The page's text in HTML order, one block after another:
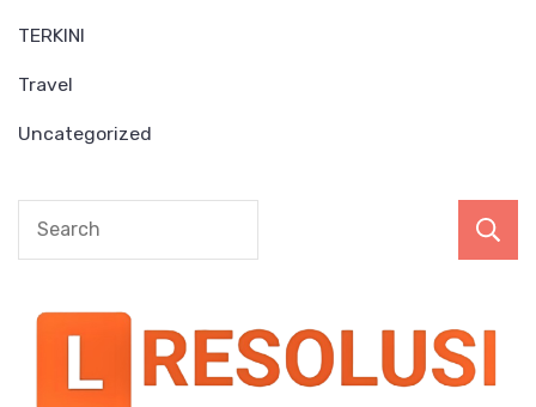
TERKINI
Travel
Uncategorized